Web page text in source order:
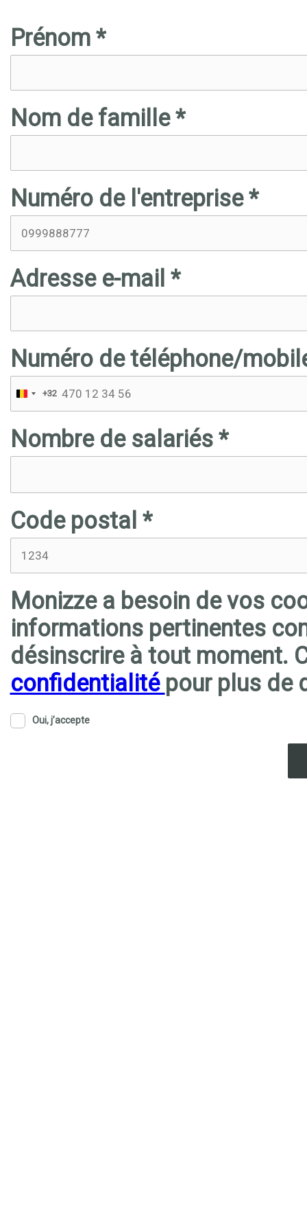
Prénom *
Nom de famille *
Numéro de l'entreprise *
Adresse e-mail *
Numéro de téléphone/
+32
Nombre de salariés *
Code postal *
Monizze a besoin de vos
informations pertinentes
désinscrire à tout moment.
confidentialité pour plus de
Oui, j’accepte